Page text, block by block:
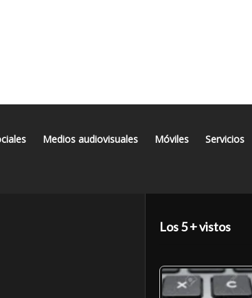
Medios audiovisuales Móviles Servicios
Los 5 + vistos